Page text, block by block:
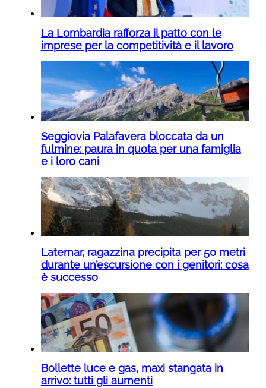
La Lombardia rafforza il patto con le
imprese per la competitività e il lavoro
Seggiovia Palafavera bloccata da un
fulmine: paura in quota per una famiglia
e i loro cani
Latemar, ragazzina precipita per 50 metri
durante un’escursione con i genitori: cosa
è successo
Bollette luce e gas, maxi stangata in
arrivo: tutti gli aumenti